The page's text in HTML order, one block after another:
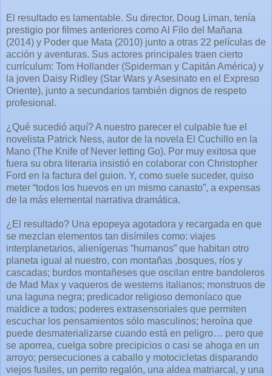
El resultado es lamentable. Su director, Doug Liman, tenía
prestigio por filmes anteriores como Al Filo del Mañana
(2014) y Poder que Mata (2010) junto a otras 22 películas de
acción y aventuras. Sus actores principales traen cierto
currículum: Tom Hollander (Spiderman y Capitán América) y
la joven Daisy Ridley (Star Wars y Asesinato en el Expreso
Oriente), junto a secundarios también dignos de respeto
profesional.
¿Qué sucedió aquí? A nuestro parecer el culpable fue el
novelista Patrick Ness, autor de la novela El Cuchillo en la
Mano (The Knife of Never letting Go). Por muy exitosa que
fuera su obra literaria insistió en colaborar con Christopher
Ford en la factura del guion. Y, como suele suceder, quiso
meter “todos los huevos en un mismo canasto”, a expensas
de la más elemental narrativa dramática.
¿El resultado? Una epopeya agotadora y recargada en que
se mezclan elementos tan disímiles como: viajes
interplanetarios, alienígenas “humanos” que habitan otro
planeta igual al nuestro, con montañas ,bosques, ríos y
cascadas; burdos montañeses que oscilan entre bandoleros
de Mad Max y vaqueros de westerns italianos; monstruos de
una laguna negra; predicador religioso demoníaco que
maldice a todos; poderes extrasensoriales que permiten
escuchar los pensamientos sólo masculinos; heroína que
puede desmaterializarse cuando está en peligro… pero que
se aporrea, cuelga sobre precipicios o casi se ahoga en un
arroyo; persecuciones a caballo y motocicletas disparando
viejos fusiles, un perrito regalón, una aldea matriarcal, y una